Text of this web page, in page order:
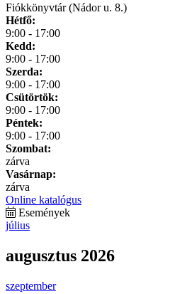
Fiókkönyvtár (Nádor u. 8.)
Hétfő:
9:00 - 17:00
Kedd:
9:00 - 17:00
Szerda:
9:00 - 17:00
Csütörtök:
9:00 - 17:00
Péntek:
9:00 - 17:00
Szombat:
zárva
Vasárnap:
zárva
Online katalógus
Események
július
augusztus 2026
szeptember